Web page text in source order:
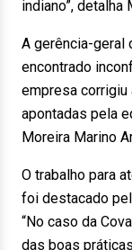
indiano”, detalha
A gerência-geral
encontrado
empresa corrigiu
apontadas pela
Moreira Marino
O trabalho para
foi destacado
“No caso da
das boas